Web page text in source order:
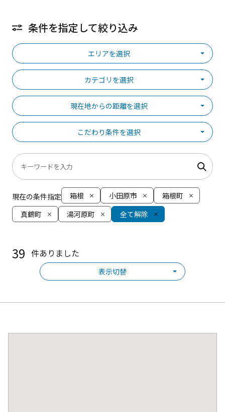
条件を指定して絞り込み
エリアを選択
カテゴリを選択
現在地からの距離を選択
こだわり条件を選択
現在の条件指定 箱根 小田原市
箱根町
真鶴町
湯河原町 全て解除
39 件ありました
表示切替